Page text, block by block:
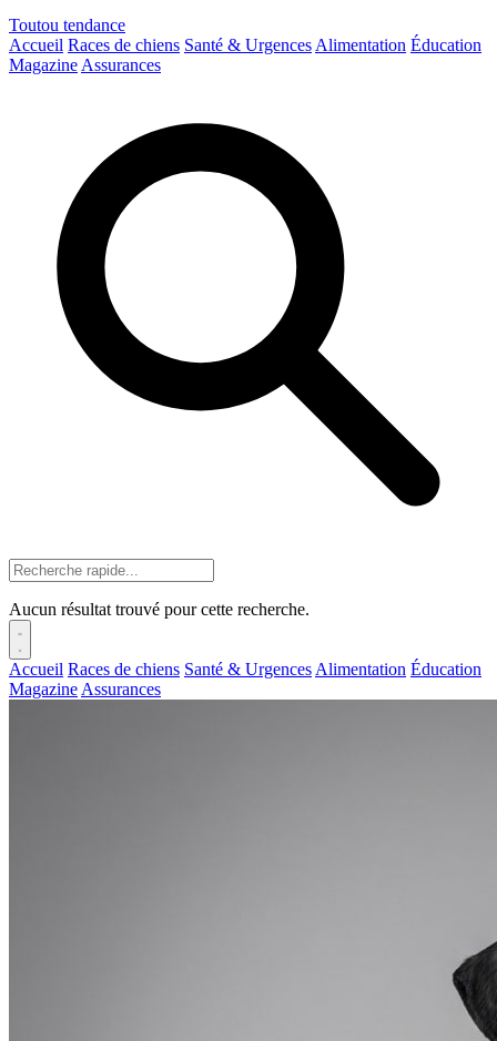
Toutou tendance
Accueil Races de chiens Santé & Urgences Alimentation Éducation
Magazine Assurances
Aucun résultat trouvé pour cette recherche.
Accueil Races de chiens Santé & Urgences Alimentation Éducation
Magazine Assurances